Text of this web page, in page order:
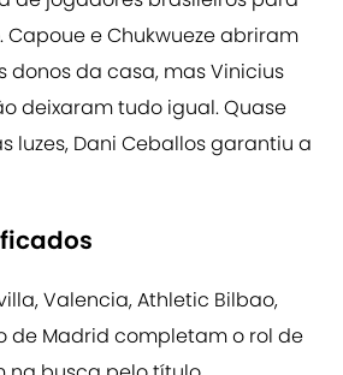
Capoue e Chukwueze abriram
da casa, mas Vinicius
deixaram tudo igual. Quase
luzes, Dani Ceballos garantiu a
Valencia, Athletic Bilbao,
de Madrid completam o rol de